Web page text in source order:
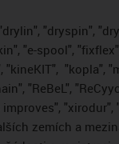
"dryspin",
"e-spool",
"kineKIT", "kopla",
"ReBeL",
zemích a